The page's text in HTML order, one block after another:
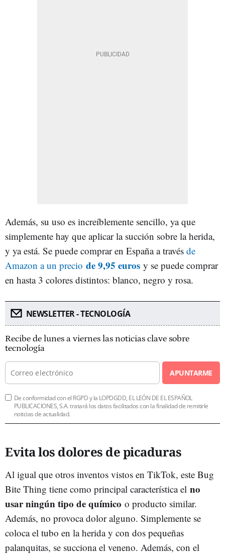
Además, su uso es increíblemente sencillo, ya que
simplemente hay que aplicar la succión sobre la herida,
y ya está. Se puede comprar en España a través de
Amazon a un precio de 9,95 euros y se puede comprar
en hasta 3 colores distintos: blanco, negro y rosa.
NEWSLETTER - TECNOLOGÍA
Recibe de lunes a viernes las noticias clave sobre
tecnología
APUNTARME
De conformidad con el RGPD y la LOPDGDD, EL LEÓN DE EL ESPAÑOL
PUBLICACIONES, S.A. tratará los datos facilitados con la finalidad de remitirle
noticias de actualidad.
Evita los dolores de picaduras
Al igual que otros inventos vistos en TikTok, este Bug
Bite Thing tiene como principal característica el no
usar ningún tipo de químico o producto similar.
Además, no provoca dolor alguno. Simplemente se
coloca el tubo en la herida y con dos pequeñas
palanquitas, se succiona el veneno. Además, con el